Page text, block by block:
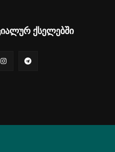
ქსელებში